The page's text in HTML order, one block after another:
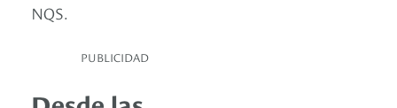
NQS.
PUBLICIDAD